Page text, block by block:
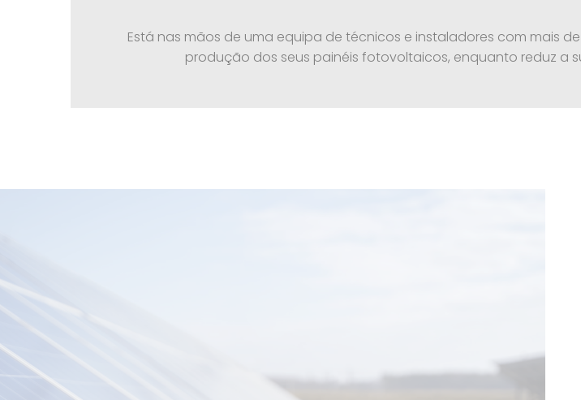
Está nas mãos de uma equipa de técnicos e instaladores com mais
produção dos seus painéis fotovoltaicos, enquanto reduz a